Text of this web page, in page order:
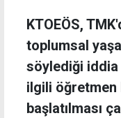
KTOEÖS,
toplumsal
söylediği
ilgili öğretmen
başlatılması